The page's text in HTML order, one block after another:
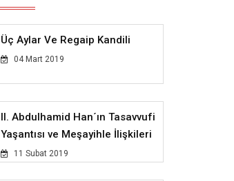
Üç Aylar Ve Regaip Kandili
04 Mart 2019
II. Abdulhamid Han´ın Tasavvufi
Yaşantısı ve Meşayihle İlişkileri
11 Subat 2019